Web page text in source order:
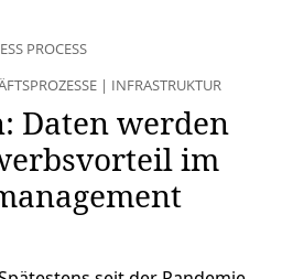
PROCESS
| INFRASTRUKTUR
Daten werden
im